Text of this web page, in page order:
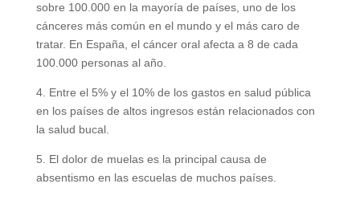
sobre 100.000 en la mayoría de países, uno de los
cánceres más común en el mundo y el más caro de
tratar. En España, el cáncer oral afecta a 8 de cada
100.000 personas al año.
4. Entre el 5% y el 10% de los gastos en salud pública
en los países de altos ingresos están relacionados con
la salud bucal.
5. El dolor de muelas es la principal causa de
absentismo en las escuelas de muchos países.